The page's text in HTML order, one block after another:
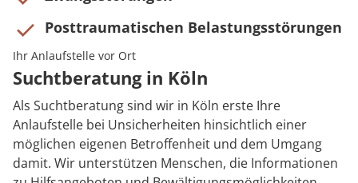
Posttraumatischen Belastungsstörungen
Ihr Anlaufstelle vor Ort
Suchtberatung in Köln
Als Suchtberatung sind wir in Köln erste Ihre
Anlaufstelle bei Unsicherheiten hinsichtlich einer
möglichen eigenen Betroffenheit und dem Umgang
damit. Wir unterstützen Menschen, die Informationen